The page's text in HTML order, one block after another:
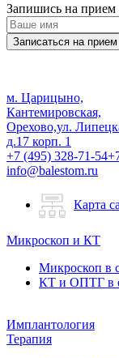
Запишись на прием
Записаться на прием
м. Царицыно,
Кантемировская,
Орехово,ул.
д.17 корп. 1
+7 (495) 328-71-54
info@balestom.ru
Карта
Микроскоп и КТ
Микроскоп в
КТ и ОПТГ в
Имплантология
Терапия